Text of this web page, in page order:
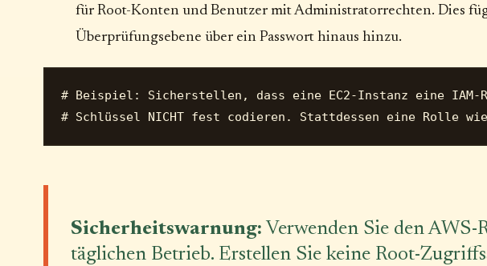
für Root-Konten und Benutzer mit Administratorrechten. Dies
Überprüfungsebene über ein Passwort hinaus hinzu.
# Beispiel: Sicherstellen, dass eine EC2-Instanz eine
Sicherheitswarnung: Verwenden Sie den
täglichen Betrieb. Erstellen Sie keine Root-